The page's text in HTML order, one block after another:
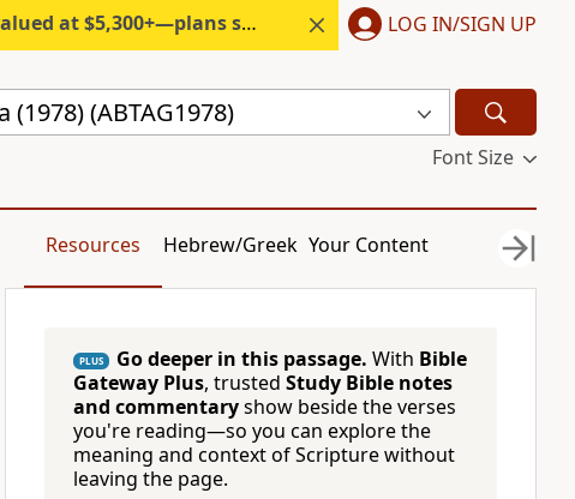
$5,300+—plans start under $6/month. LOG IN/SIGN UP
(1978) (ABTAG1978)
Font Size
Resources Hebrew/Greek Your Content
PLUS Go deeper in this passage. With Bible
Gateway Plus, trusted Study Bible notes
and commentaryshow beside the verses
you're reading—so you can explore the
meaning and context of Scripture without
leaving the page.